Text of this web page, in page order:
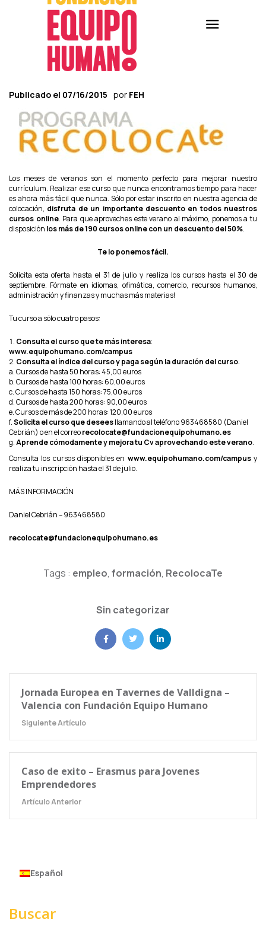
Publicado el 07/16/2015 por FEH
Los meses de veranos son el momento perfecto para mejorar nuestro
currículum. Realizar ese curso que nunca encontramos tiempo para hacer
es ahora más fácil que nunca. Sólo por estar inscrito en nuestra agencia de
colocación, disfruta de un importante descuento en todos nuestros
cursos online. Para que aproveches este verano al máximo, ponemos a tu
disposición los más de 190 cursos online con un descuento del 50%.
Te lo ponemos fácil.
Solicita esta oferta hasta el 31 de julio y realiza los cursos hasta el 30 de
septiembre. Fórmate en idiomas, ofimática, comercio, recursos humanos,
administración y finanzas y muchas más materias!
Tu curso a sólo cuatro pasos:
Consulta el curso que te más interesa:
www.equipohumano.com/campus
Consulta el índice del curso y paga según la duración del curso:
Cursos de hasta 50 horas: 45,00 euros
Cursos de hasta 100 horas: 60,00 euros
Cursos de hasta 150 horas: 75,00 euros
Cursos de hasta 200 horas: 90,00 euros
Cursos de más de 200 horas: 120,00 euros
Solicita el curso que deseesllamando al teléfono 963468580 (Daniel
Cebrián) o en el correorecolocate@fundacionequipohumano.es
Aprende cómodamente y mejora tu Cv aprovechando este verano.
Consulta los cursos disponibles en www.equipohumano.com/campusy
realiza tu inscripción hasta el 31 de julio.
MÁS INFORMACIÓN
Daniel Cebrián – 963468580
recolocate@fundacionequipohumano.es
Tags : empleo, formación, RecolocaTe
Sin categorizar
Jornada Europea en Tavernes de Valldigna –
Valencia con Fundación Equipo Humano
Siguiente Artículo
Caso de exito – Erasmus para Jovenes
Emprendedores
Artículo Anterior
Español
Buscar